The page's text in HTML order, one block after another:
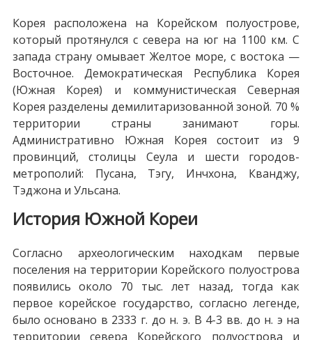
Корея расположена на Корейском полуострове,
который протянулся с севера на юг на 1100 км. С
запада страну омывает Желтое море, с востока —
Восточное. Демократическая Республика Корея
(Южная Корея) и коммунистическая Северная
Корея разделены демилитаризованной зоной. 70 %
территории страны занимают горы.
Административно Южная Корея состоит из 9
провинций, столицы Сеула и шести городов-
метрополий: Пусана, Тэгу, Инчхона, Кванджу,
Тэджона и Ульсана.
История Южной Кореи
Согласно археологическим находкам первые
поселения на территории Корейского полуострова
появились около 70 тыс. лет назад, тогда как
первое корейское государство, согласно легенде,
было основано в 2333 г. до н. э. В 4-3 вв. до н. э на
территории севера Корейского полуострова и